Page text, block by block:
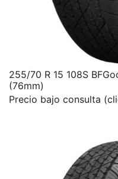
255/70 R 15 108S
(76mm)
Precio bajo consulta